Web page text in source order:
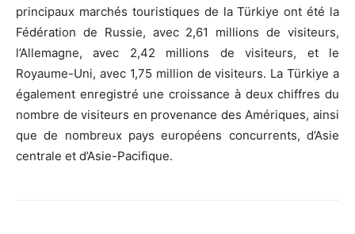
principaux marchés touristiques de la Türkiye ont été la
Fédération de Russie, avec 2,61 millions de visiteurs,
l’Allemagne, avec 2,42 millions de visiteurs, et le
Royaume-Uni, avec 1,75 million de visiteurs. La Türkiye a
également enregistré une croissance à deux chiffres du
nombre de visiteurs en provenance des Amériques, ainsi
que de nombreux pays européens concurrents, d’Asie
centrale et d’Asie-Pacifique.